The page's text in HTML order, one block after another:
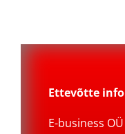
Ettevõtte info
E-business OÜ